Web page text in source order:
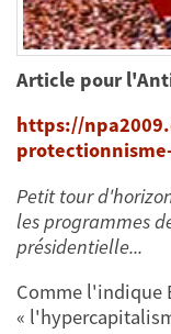
Article pour
https://
Petit tour
les programmes
présidentielle...
Comme l'indique
«